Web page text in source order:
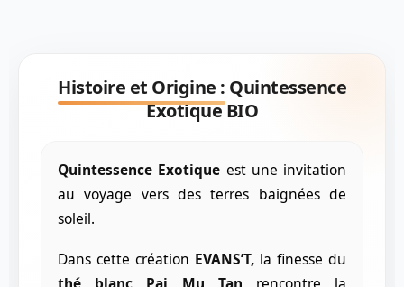
Histoire et Origine : Quintessence
Exotique BIO
Quintessence Exotique est une invitation
au voyage vers des terres baignées de
soleil.
Dans cette création EVANS’T, la finesse du